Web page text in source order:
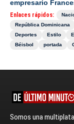
empresario
Enlaces rápidos:
República Dominicana
Deportes
Estilo
Béisbol
portada
Somos una